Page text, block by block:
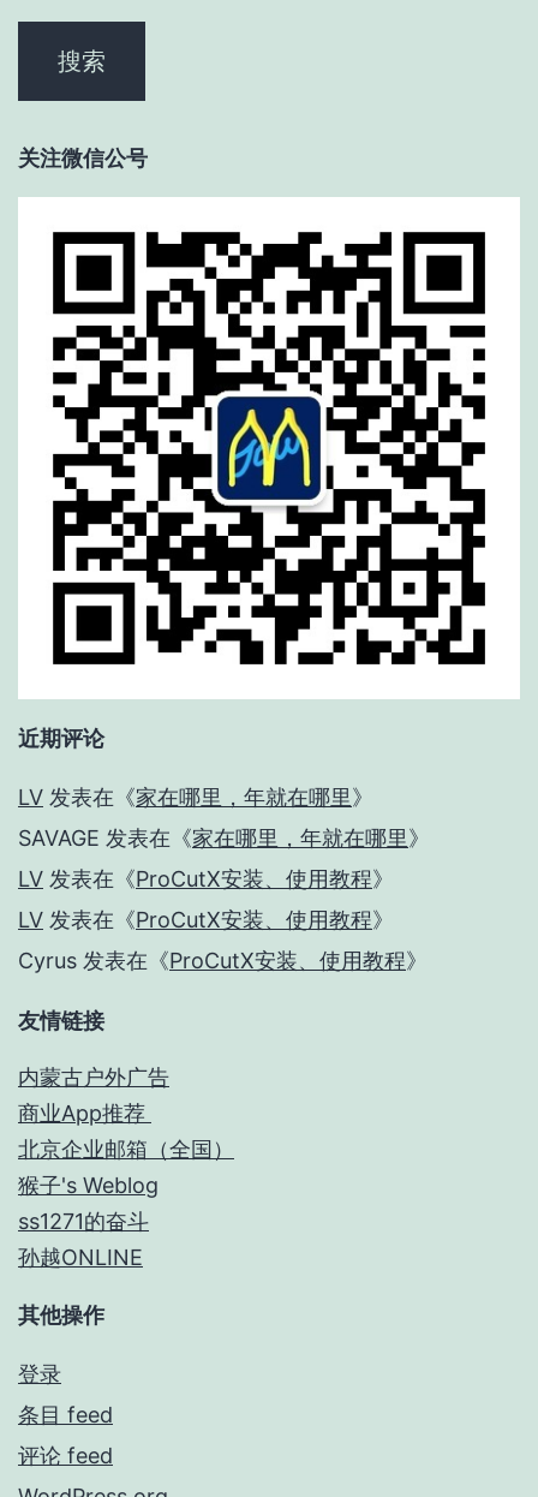
关注微信公号
近期评论
LV 发表在《家在哪里，年就在哪里》
SAVAGE 发表在《家在哪里，年就在哪里》
LV 发表在《ProCutX安装、使用教程》
LV 发表在《ProCutX安装、使用教程》
Cyrus 发表在《ProCutX安装、使用教程》
友情链接
内蒙古户外广告
商业App推荐
北京企业邮箱（全国）
猴子's Weblog
ss1271的奋斗
孙越ONLINE
其他操作
登录
条目 feed
评论 feed